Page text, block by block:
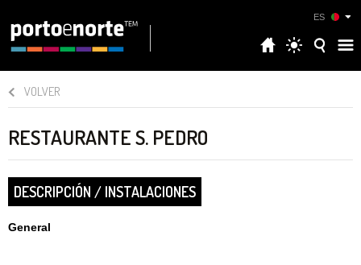
ES
VOLVER
RESTAURANTE S. PEDRO
DESCRIPCIÓN / INSTALACIONES
General